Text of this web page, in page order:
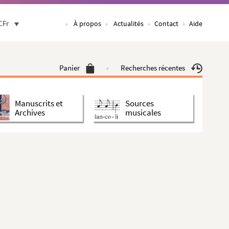
À propos Actualités Contact Aide
Panier Recherches récentes
Manuscrits et
Archives
Sources
musicales